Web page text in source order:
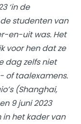
‘in de
studenten van
en-uit was. Het
voor hen dat ze
dag zelfs niet
of taalexamens.
(Shanghai,
9 juni 2023
in het kader van